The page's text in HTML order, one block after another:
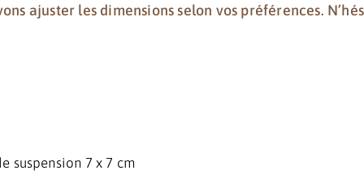
ajuster les dimensions selon vos préférences.
suspension 7 x 7 cm